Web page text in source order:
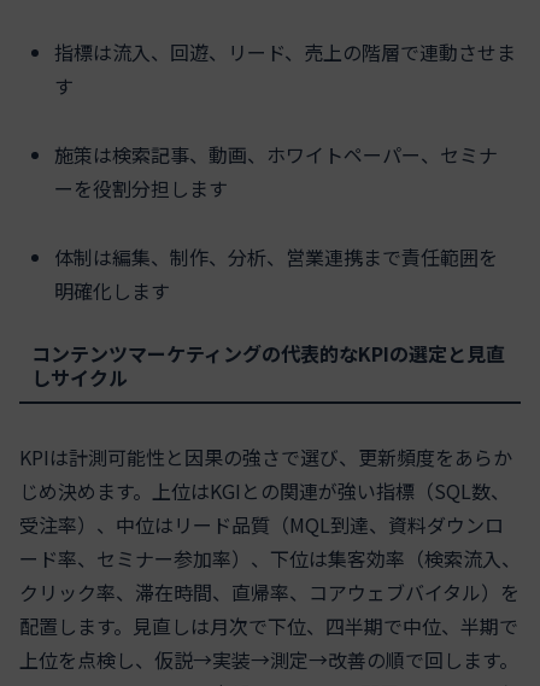
指標は流入、回遊、リード、売上の階層で連動させま
す
施策は検索記事、動画、ホワイトペーパー、セミナ
ーを役割分担します
体制は編集、制作、分析、営業連携まで責任範囲を
明確化します
コンテンツマーケティングの代表的なKPIの選定と見直
しサイクル
KPIは計測可能性と因果の強さで選び、更新頻度をあらか
じめ決めます。上位はKGIとの関連が強い指標（SQL数、
受注率）、中位はリード品質（MQL到達、資料ダウンロ
ード率、セミナー参加率）、下位は集客効率（検索流入、
クリック率、滞在時間、直帰率、コアウェブバイタル）を
配置します。見直しは月次で下位、四半期で中位、半期で
上位を点検し、仮説→実装→測定→改善の順で回します。